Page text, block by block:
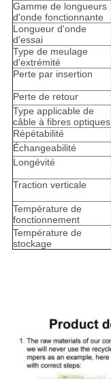
Gamme de longueurs
d'onde fonctionnante
Longueur d'onde
d'essai
Type de meulage
d'extrémité
Perte par insertion
Perte de retour
Type applicable de
câble à fibres optiques
Répétabilité
Échangeabilité
Longévité
Traction verticale
Température de
fonctionnement
Température de
stockage